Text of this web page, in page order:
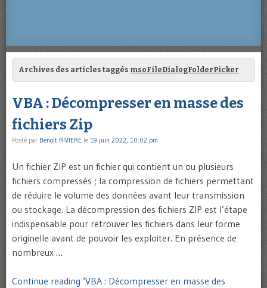
Archives des articles taggés msoFileDialogFolderPicker
VBA : Décompresser en masse des
fichiers Zip
Posté par Benoît RIVIERE le 19 juin 2022, 10:02 pm
Un fichier ZIP est un fichier qui contient un ou plusieurs
fichiers compressés ; la compression de fichiers permettant
de réduire le volume des données avant leur transmission
ou stockage. La décompression des fichiers ZIP est l’étape
indispensable pour retrouver les fichiers dans leur forme
originelle avant de pouvoir les exploiter. En présence de
nombreux …
Continue reading ‘VBA : Décompresser en masse des